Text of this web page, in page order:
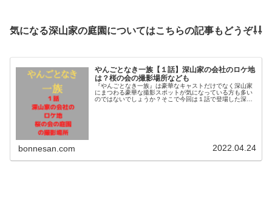
気になる深山家の庭園についてはこちらの記事もどうぞ⇩⇩
やんごとなき一族【１話】深山家の会社のロケ地
は？桜の会の撮影場所なども
『やんごとなき一族』は豪華なキャストだけでなく深山家
にまつわる豪華な撮影スポットが気になっている方も多い
のではないでしょうか？そこで今回は１話で登場した深山
bonnesan.com 2022.04.24